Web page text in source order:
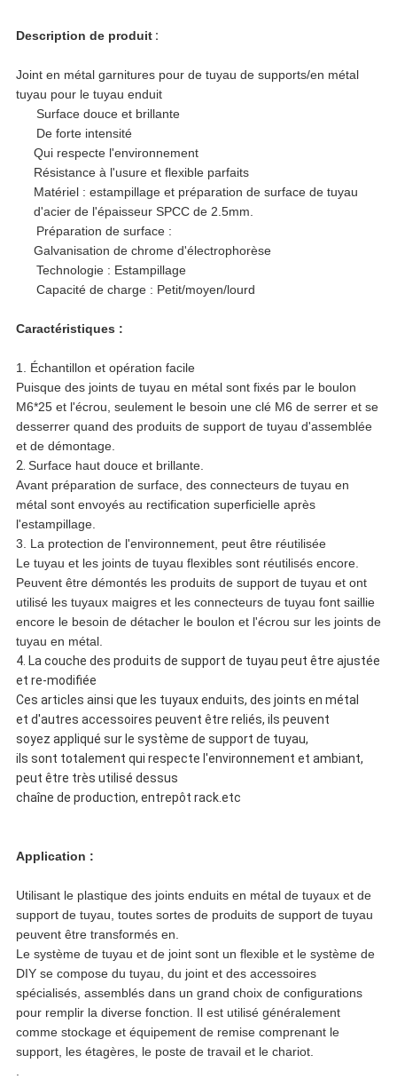
Description de produit :
Joint en métal garnitures pour de tuyau de supports/en métal
tuyau pour le tuyau enduit
Surface douce et brillante
De forte intensité
Qui respecte l'environnement
Résistance à l'usure et flexible parfaits
Matériel : estampillage et préparation de surface de tuyau
d'acier de l'épaisseur SPCC de 2.5mm.
Préparation de surface :
Galvanisation de chrome d'électrophorèse
Technologie : Estampillage
Capacité de charge : Petit/moyen/lourd
Caractéristiques :
1. Échantillon et opération facile
Puisque des joints de tuyau en métal sont fixés par le boulon
M6*25 et l'écrou, seulement le besoin une clé M6 de serrer et se
desserrer quand des produits de support de tuyau d'assemblée
et de démontage.
2. Surface haut douce et brillante.
Avant préparation de surface, des connecteurs de tuyau en
métal sont envoyés au rectification superficielle après
l'estampillage.
3. La protection de l'environnement, peut être réutilisée
Le tuyau et les joints de tuyau flexibles sont réutilisés encore.
Peuvent être démontés les produits de support de tuyau et ont
utilisé les tuyaux maigres et les connecteurs de tuyau font saillie
encore le besoin de détacher le boulon et l'écrou sur les joints de
tuyau en métal.
4. La couche des produits de support de tuyau peut être ajustée
et re-modifiée
Ces articles ainsi que les tuyaux enduits, des joints en métal
et d'autres accessoires peuvent être reliés, ils peuvent
soyez appliqué sur le système de support de tuyau,
ils sont totalement qui respecte l'environnement et ambiant,
peut être très utilisé dessus
chaîne de production, entrepôt rack.etc
Application :
Utilisant le plastique des joints enduits en métal de tuyaux et de
support de tuyau, toutes sortes de produits de support de tuyau
peuvent être transformés en.
Le système de tuyau et de joint sont un flexible et le système de
DIY se compose du tuyau, du joint et des accessoires
spécialisés, assemblés dans un grand choix de configurations
pour remplir la diverse fonction. Il est utilisé généralement
comme stockage et équipement de remise comprenant le
support, les étagères, le poste de travail et le chariot.
.